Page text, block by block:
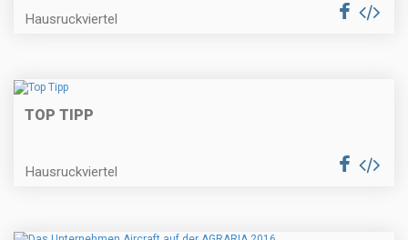
Hausruckviertel
TOP TIPP
Hausruckviertel